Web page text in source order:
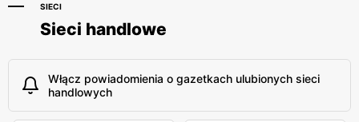
SIECI
Sieci handlowe
Włącz powiadomienia o gazetkach ulubionych sieci
handlowych